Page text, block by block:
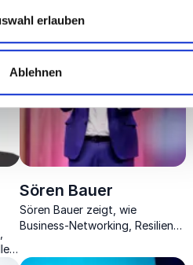
erlauben
Ablehnen
Sören Bauer
Sören Bauer zeigt, wie
Business-Networking, Resilienz
Wachstum und